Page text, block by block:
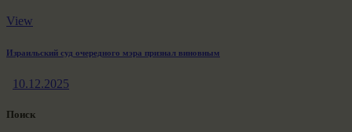
View
Израильский суд очередного мэра признал виновным
10.12.2025
Поиск